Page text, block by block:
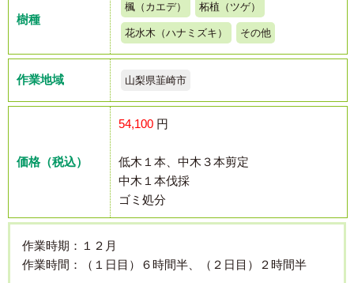
樹種
楓（カエデ） 柘植（ツゲ）
花水木（ハナミズキ） その他
作業地域 山梨県韮崎市
価格（税込）
54,100 円
低木１本、中木３本剪定
中木１本伐採
ゴミ処分
作業時期：１２月
作業時間：（１日目）６時間半、（２日目）２時間半